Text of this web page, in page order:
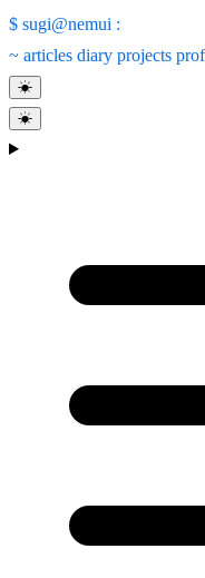
$ sugi@nemui :
~ articles diary projects
☀
☀